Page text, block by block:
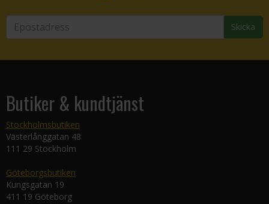
Skicka
Butiker & kundtjänst
Stockholmsbutiken
Västerlånggatan 48
111 29 Stockholm
Göteborgsbutiken
Kungsgatan 19
411 19 Göteborg